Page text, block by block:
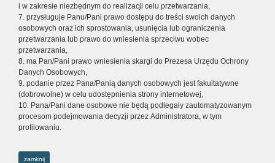
i w zakresie niezbędnym do realizacji celu przetwarzania,
7. przysługuje Panu/Pani prawo dostępu do treści swoich danych
osobowych oraz ich sprostowania, usunięcia lub ograniczenia
przetwarzania lub prawo do wniesienia sprzeciwu wobec
przetwarzania,
8. ma Pan/Pani prawo wniesienia skargi do Prezesa Urzędu Ochrony
Danych Osobowych,
9. podanie przez Pana/Panią danych osobowych jest fakultatywne
(dobrowolne) w celu udostępnienia strony internetowej,
10. Pana/Pani dane osobowe nie będą podlegały zautomatyzowanym
procesom podejmowania decyzji przez Administratora, w tym
profilowaniu.
zamknij